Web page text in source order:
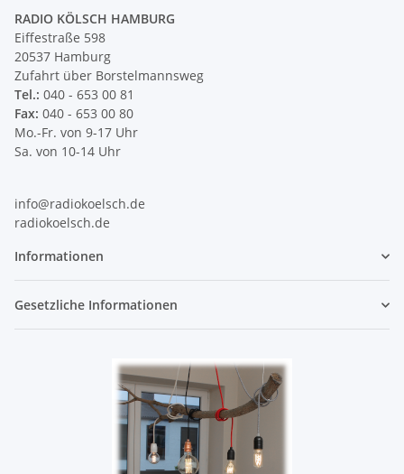
RADIO KÖLSCH HAMBURG
Eiffestraße 598
20537 Hamburg
Zufahrt über Borstelmannsweg
Tel.: 040 - 653 00 81
Fax: 040 - 653 00 80
Mo.-Fr. von 9-17 Uhr
Sa. von 10-14 Uhr
info@radiokoelsch.de
radiokoelsch.de
Informationen
Gesetzliche Informationen